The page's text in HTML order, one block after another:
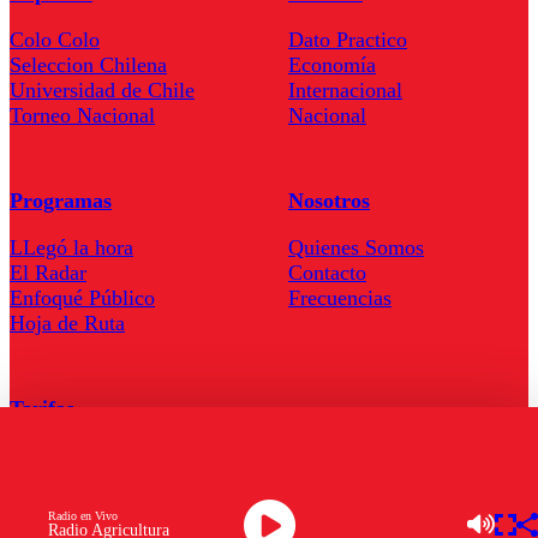
Radio Agricultura
Radio en Vivo
Colo Colo
Seleccion Chilena
Universidad de Chile
Torneo Nacional
Dato Practico
Economía
Internacional
Nacional
Programas
LLegó la hora
El Radar
Enfoqué Público
Hoja de Ruta
Nosotros
Quienes Somos
Contacto
Frecuencias
Tarifas